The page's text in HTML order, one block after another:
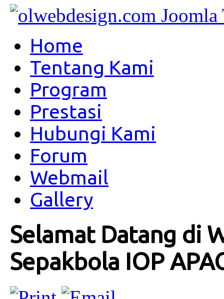
Home
Tentang Kami
Program
Prestasi
Hubungi Kami
Forum
Webmail
Gallery
Selamat Datang di
Sepakbola IOP